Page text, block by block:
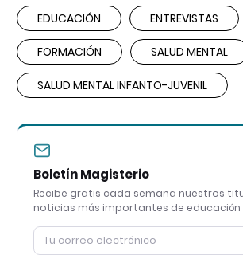
EDUCACIÓN ENTREVISTAS
FORMACIÓN SALUD MENTAL
SALUD MENTAL INFANTO-JUVENIL
Boletín Magisterio
Recibe gratis cada semana nuestros
noticias más importantes de educación